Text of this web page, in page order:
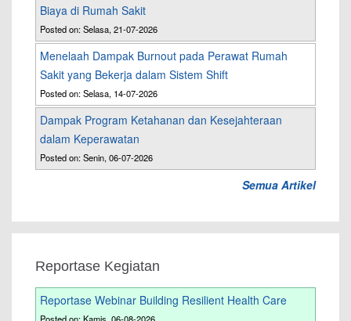
Biaya di Rumah Sakit
Posted on: Selasa, 21-07-2026
Menelaah Dampak Burnout pada Perawat Rumah
Sakit yang Bekerja dalam Sistem Shift
Posted on: Selasa, 14-07-2026
Dampak Program Ketahanan dan Kesejahteraan
dalam Keperawatan
Posted on: Senin, 06-07-2026
Semua Artikel
Reportase Kegiatan
Reportase Webinar Building Resilient Health Care